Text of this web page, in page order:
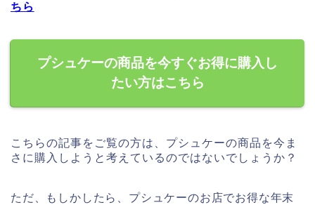
ちら
プシュケーの商品を今すぐお得に購入し
たい方はこちら
こちらの記事をご覧の方は、プシュケーの商品を今ま
さに購入しようと考えているのではないでしょうか？
ただ、もしかしたら、プシュケーのお店でお得な年末